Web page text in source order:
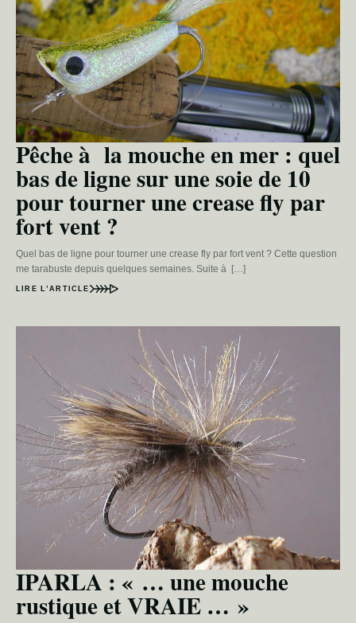
Pêche à la mouche en mer : quel
bas de ligne sur une soie de 10
pour tourner une crease fly par
fort vent ?
Quel bas de ligne pour tourner une crease fly par fort vent ? Cette question
me tarabuste depuis quelques semaines. Suite à […]
LIRE L’ARTICLE
IPARLA : « … une mouche
rustique et VRAIE … »